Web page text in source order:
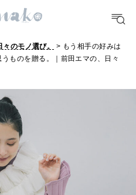
Love Holoscope
今月のあなた
さしく
考える
いろいろ
のモノ選び。
> もう相手の好みは
ものを贈る。｜前田エマの、日々